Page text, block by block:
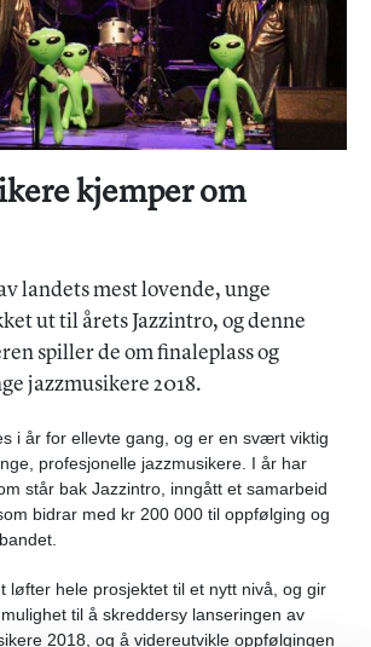
kjemper om
landets mest lovende, unge
ut til årets Jazzintro, og denne
spiller de om finaleplass og
jazzmusikere 2018.
i år for ellevte gang, og er en svært viktig
profesjonelle jazzmusikere. I år har
står bak Jazzintro, inngått et samarbeid
bidrar med kr 200 000 til oppfølging og
løfter hele prosjektet til et nytt nivå, og gir
til å skreddersy lanseringen av
2018, og å videreutvikle oppfølgingen